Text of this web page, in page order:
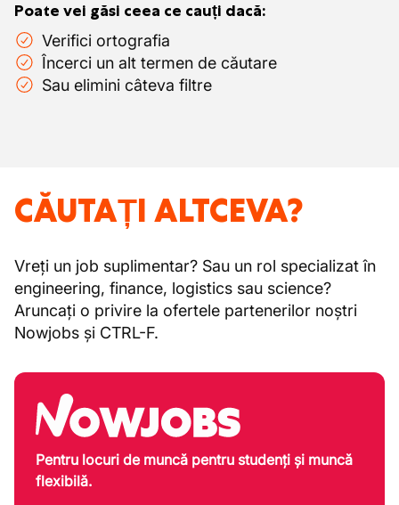
Poate vei găsi ceea ce cauți dacă:
Verifici ortografia
Încerci un alt termen de căutare
Sau elimini câteva filtre
CĂUTAȚI ALTCEVA?
Vreți un job suplimentar? Sau un rol specializat în
engineering, finance, logistics sau science?
Aruncați o privire la ofertele partenerilor noștri
Nowjobs și CTRL-F.
Pentru locuri de muncă pentru studenți și muncă
flexibilă.